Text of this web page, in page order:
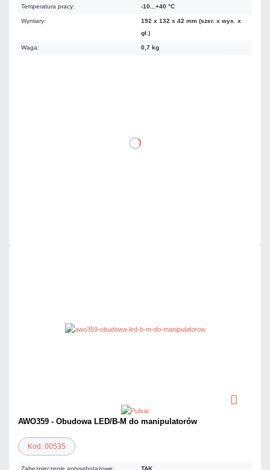
Temperatura pracy: -10...+40 °C
Wymiary:
192 x 132 x 42 mm (szer. x wys. x
gł.)
Waga: 0,7 kg
DO KOSZYKA
AWO359 - Obudowa LED/B-M do manipulatorów
Kod: 00535
Zabezpieczenie antysabotażowe: TAK